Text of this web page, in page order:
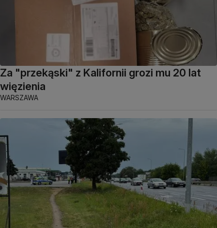
Za "przekąski" z Kalifornii grozi mu 20 lat
więzienia
WARSZAWA